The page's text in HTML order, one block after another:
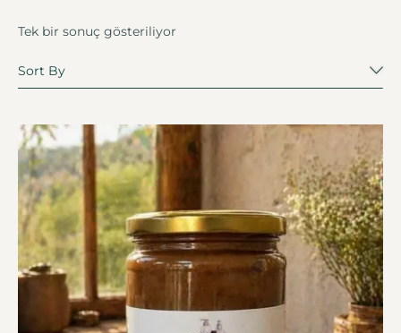
Tek bir sonuç gösteriliyor